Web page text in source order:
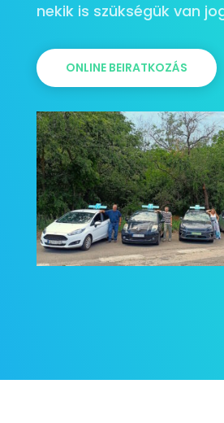
nekik is szükségük van
ONLINE BEIRATKOZÁS